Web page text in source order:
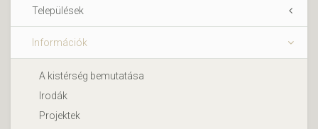
Települések
Információk
A kistérség bemutatása
Irodák
Projektek